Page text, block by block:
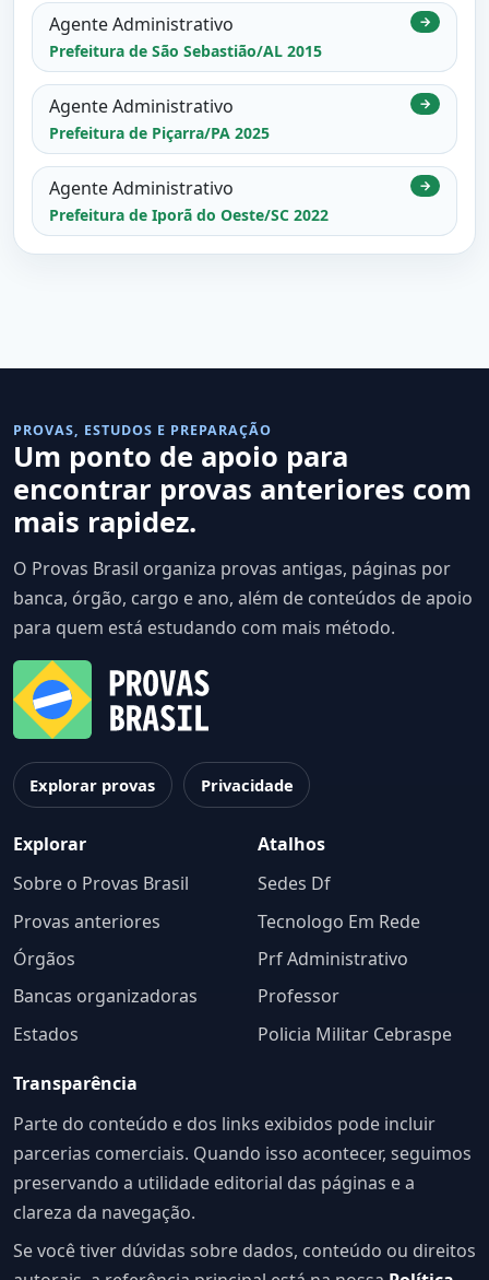
Agente Administrativo
Prefeitura de São Sebastião/AL 2015
→
Agente Administrativo
Prefeitura de Piçarra/PA 2025
→
Agente Administrativo
Prefeitura de Iporã do Oeste/SC 2022
→
PROVAS, ESTUDOS E PREPARAÇÃO
Um ponto de apoio para
encontrar provas anteriores com
mais rapidez.
O Provas Brasil organiza provas antigas, páginas por
banca, órgão, cargo e ano, além de conteúdos de apoio
para quem está estudando com mais método.
Explorar provas Privacidade
Explorar
Sobre o Provas Brasil
Provas anteriores
Órgãos
Bancas organizadoras
Estados
Atalhos
Sedes Df
Tecnologo Em Rede
Prf Administrativo
Professor
Policia Militar Cebraspe
Transparência
Parte do conteúdo e dos links exibidos pode incluir
parcerias comerciais. Quando isso acontecer, seguimos
preservando a utilidade editorial das páginas e a
clareza da navegação.
Se você tiver dúvidas sobre dados, conteúdo ou direitos